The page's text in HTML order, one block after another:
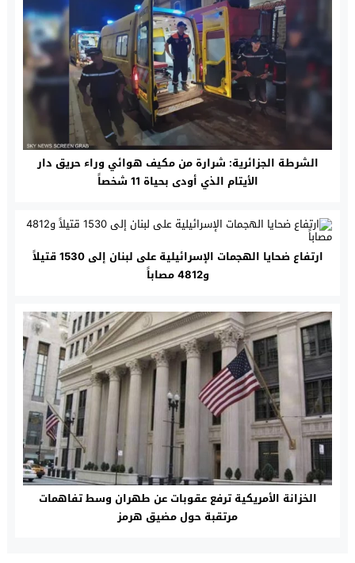
الشرطة الجزائرية: شرارة من مكيف هوائي وراء حريق دار
الأيتام الذي أودى بحياة 11 شخصاً
ارتفاع ضحايا الهجمات الإسرائيلية على لبنان إلى 1530 قتيلاً
و4812 مصاباً
الخزانة الأمريكية ترفع عقوبات عن طهران وسط تفاهمات
مرتقبة حول مضيق هرمز